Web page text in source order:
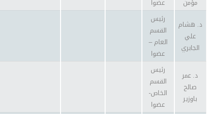
مؤمن
عضوا
د. هشام
علي
الجابري
رئيس
القسم
العام –
عضوا
د. عمر
صالح
باوزير
رئيس
القسم
الخاص-
عضوا